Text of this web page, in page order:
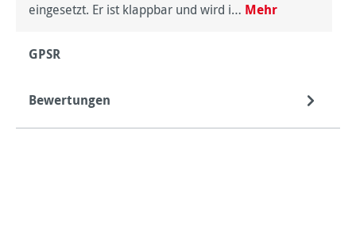
eingesetzt. Er ist klappbar und wird i… Mehr
GPSR
Bewertungen